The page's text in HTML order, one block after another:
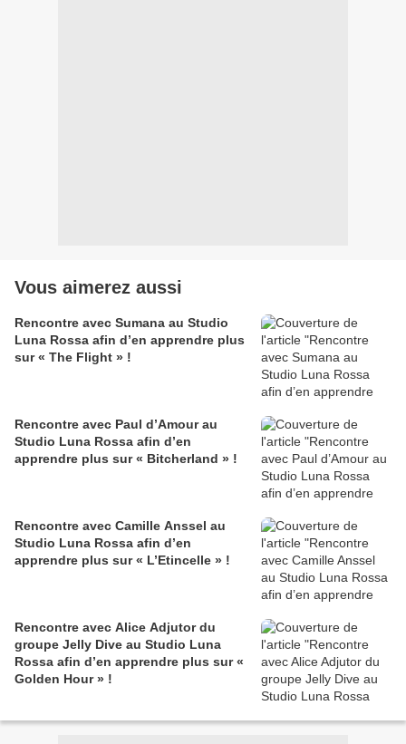
Vous aimerez aussi
Rencontre avec Sumana au Studio
Luna Rossa afin d’en apprendre plus
sur « The Flight » !
Rencontre avec Paul d’Amour au
Studio Luna Rossa afin d’en
apprendre plus sur « Bitcherland » !
Rencontre avec Camille Anssel au
Studio Luna Rossa afin d’en
apprendre plus sur « L’Etincelle » !
Rencontre avec Alice Adjutor du
groupe Jelly Dive au Studio Luna
Rossa afin d’en apprendre plus sur «
Golden Hour » !